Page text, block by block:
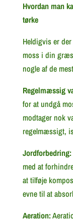
Hvordan man
tørke
Heldigvis er
moss i din
nogle af de
Regelmæssig
for at undgå
modtager nok
regelmæssigt,
Jordforbedring:
med at
at tilføje
evne til at
Aeration: